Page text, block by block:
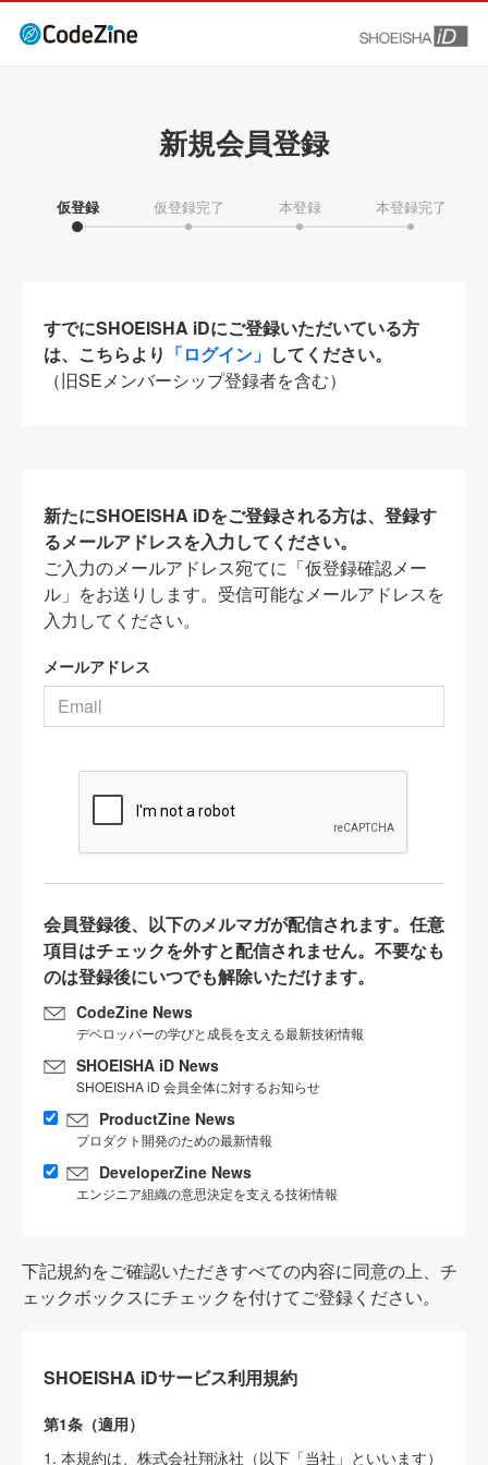
新規会員登録
仮登録 仮登録完了 本登録 本登録完了
すでにSHOEISHA iDにご登録いただいている方
は、こちらより 「ログイン」 してください。
（旧SEメンバーシップ登録者を含む）
新たにSHOEISHA iDをご登録される方は、登録す
るメールアドレスを入力してください。
ご入力のメールアドレス宛てに「仮登録確認メー
ル」をお送りします。受信可能なメールアドレスを
入力してください。
メールアドレス
会員登録後、以下のメルマガが配信されます。任意
項目はチェックを外すと配信されません。不要なも
のは登録後にいつでも解除いただけます。
CodeZine News
デベロッパーの学びと成長を支える最新技術情報
SHOEISHA iD News
SHOEISHA iD 会員全体に対するお知らせ
ProductZine News
プロダクト開発のための最新情報
DeveloperZine News
エンジニア組織の意思決定を支える技術情報
下記規約をご確認いただきすべての内容に同意の上、チ
ェックボックスにチェックを付けてご登録ください。
SHOEISHA iDサービス利用規約
第1条（適用）
1. 本規約は、株式会社翔泳社（以下「当社」といいます）